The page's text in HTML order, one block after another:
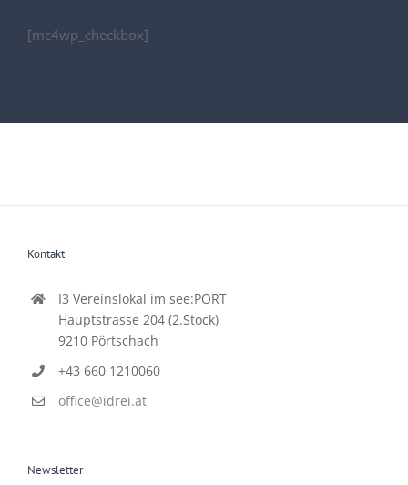
[mc4wp_checkbox]
Kontakt
I3 Vereinslokal im see:PORT
Hauptstrasse 204 (2.Stock)
9210 Pörtschach
+43 660 1210060
office@idrei.at
Newsletter